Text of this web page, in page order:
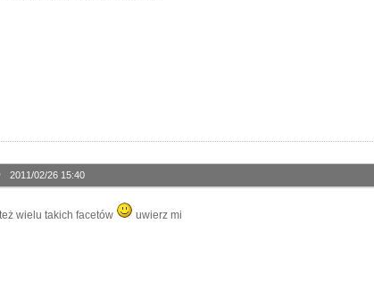
2011/02/26 15:40
wielu takich facetów uwierz mi